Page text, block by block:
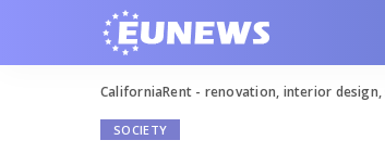
CaliforniaRent - renovation, interior
SOCIETY